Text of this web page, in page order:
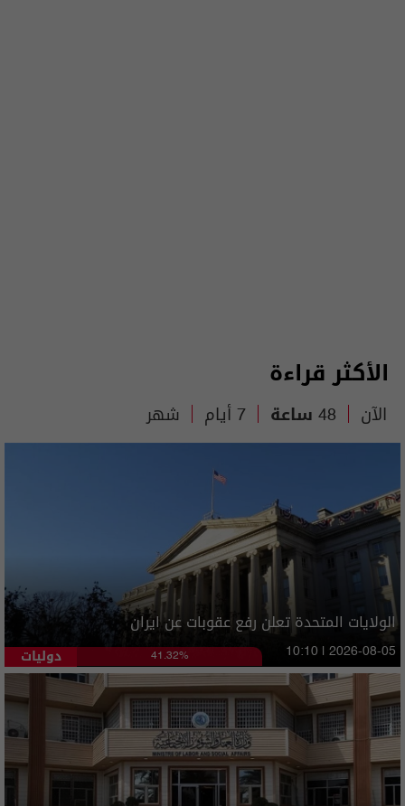
الأكثر قراءة
الآن 48 ساعة 7 أيام شهر
الولايات المتحدة تعلن رفع عقوبات عن ايران
دوليات 41.32% 10:10 | 2026-08-05